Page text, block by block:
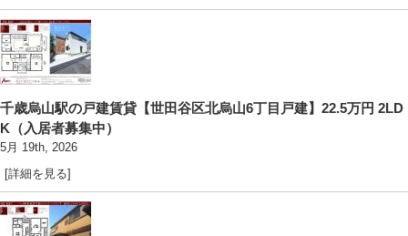
千歳烏山駅の戸建賃貸【世田谷区北烏山6丁目戸建】22.5万円 2LD
K（入居者募集中）
5月 19th, 2026
[詳細を見る]